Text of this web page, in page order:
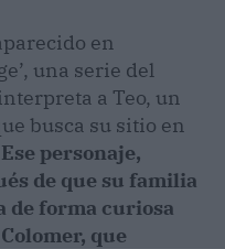
en
una serie del
a Teo, un
busca su sitio en
Ese personaje,
de que su familia
de forma curiosa
que